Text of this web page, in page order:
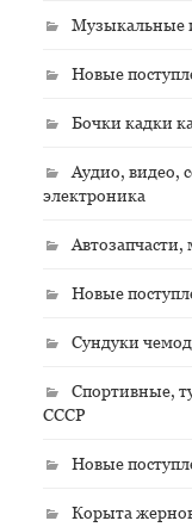
Музыкальные
Новые
Бочки кадки
Аудио, видео,
электроника
Автозапчасти,
Новые
Сундуки
Спортивные,
СССР
Новые
Корыта